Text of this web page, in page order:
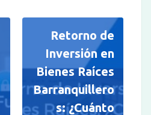
Retorno de
Inversión en
Bienes Raíces
Barranquillero
s: ¿Cuánto